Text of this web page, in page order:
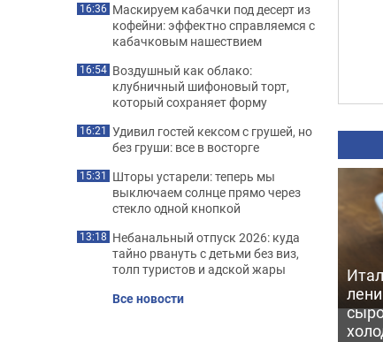
16:36 Маскируем кабачки под десерт из
кофейни: эффектно справляемся с
кабачковым нашествием
16:54 Воздушный как облако:
клубничный шифоновый торт,
который сохраняет форму
16:21 Удивил гостей кексом с грушей, но
без груши: все в восторге
15:31 Шторы устарели: теперь мы
выключаем солнце прямо через
стекло одной кнопкой
13:18 Небанальный отпуск 2026: куда
тайно рвануть с детьми без виз,
толп туристов и адской жары
Все новости